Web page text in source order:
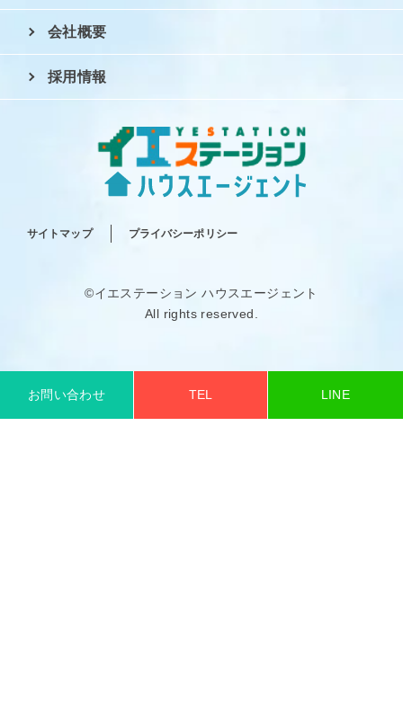
サイトマップ プライバシーポリシー
会社概要
採用情報
©イエステーション ハウスエージェント
All rights reserved.
お問い合わせ TEL LINE